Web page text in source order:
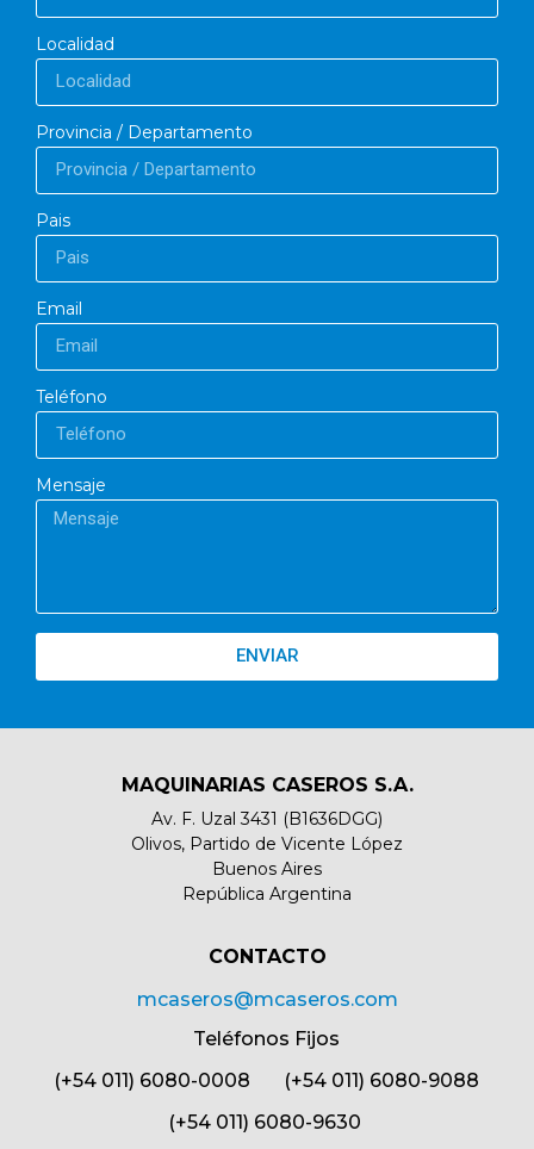
Localidad
Provincia / Departamento
Pais
Email
Teléfono
Mensaje
ENVIAR
MAQUINARIAS CASEROS S.A.
Av. F. Uzal 3431 (B1636DGG)
Olivos, Partido de Vicente López
Buenos Aires
República Argentina
CONTACTO​
mcaseros@mcaseros.com
Teléfonos Fijos
(+54 011) 6080-0008 (+54 011) 6080-9088
(+54 011) 6080-9630